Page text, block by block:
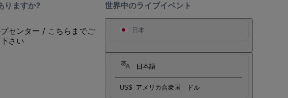
世界中のライブイベント
日本
日本語
US$ アメリカ合衆国 ドル
りますか?
センター / こちらまでご
さい